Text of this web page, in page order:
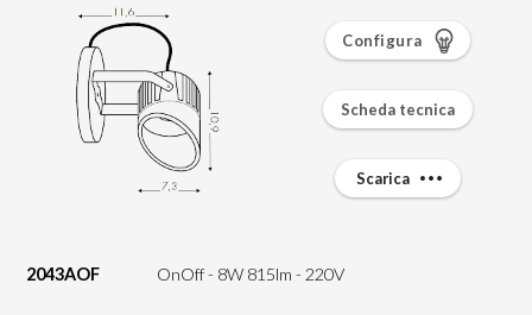
2043AOF OnOff - 8W 815lm - 220V
Configura
Scheda tecnica
Scarica